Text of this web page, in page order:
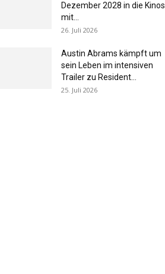
Dezember 2028 in die Kinos
mit...
26. Juli 2026
Austin Abrams kämpft um
sein Leben im intensiven
Trailer zu Resident...
25. Juli 2026